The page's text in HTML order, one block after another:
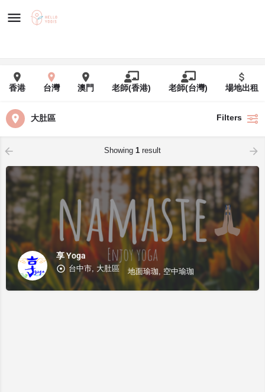
香港 台灣 澳門 老師(香港) 老師(台灣) 場地出租
大肚區 Filters
Showing 1 result
享 Yoga
台中市, 大肚區 地面瑜珈, 空中瑜珈